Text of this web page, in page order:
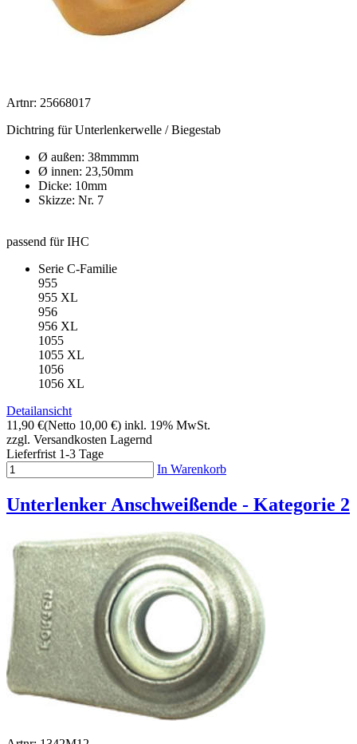
Artnr: 25668017
Dichtring für Unterlenkerwelle / Biegestab
Ø außen: 38mmmm
Ø innen: 23,50mm
Dicke: 10mm
Skizze: Nr. 7
passend für IHC
Serie C-Familie
955
955 XL
956
956 XL
1055
1055 XL
1056
1056 XL
Detailansicht
11,90 €(Netto 10,00 €) inkl. 19% MwSt.
zzgl. Versandkosten Lagernd
Lieferfrist 1-3 Tage
In Warenkorb
Unterlenker Anschweißende - Kategorie 2